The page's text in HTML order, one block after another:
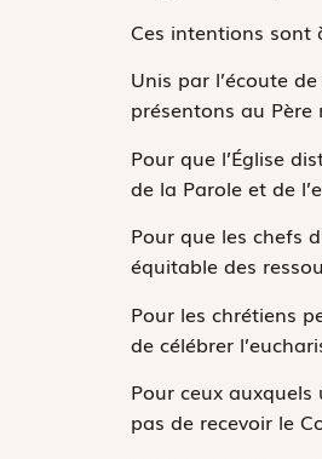
Ces intentions sont
Unis par l’écoute
présentons au
Pour que l’Église
de la Parole et de
Pour que les chefs
équitable des
Pour les chrétiens
de célébrer
Pour ceux
pas de recevoir le